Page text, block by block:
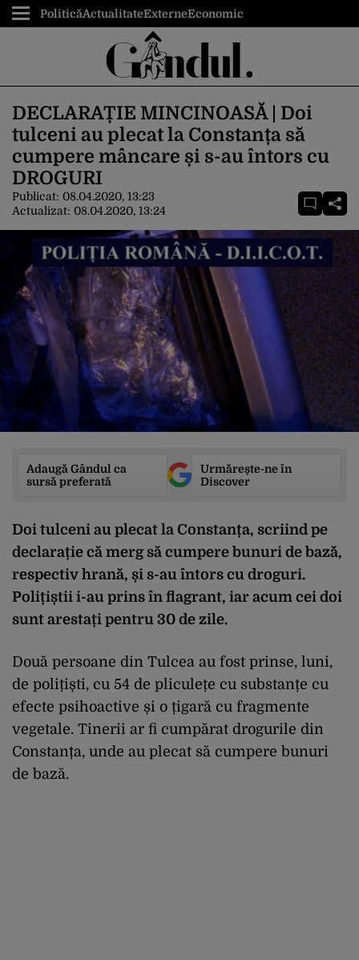
PoliticăActualitateExterneEconomic
DECLARAȚIE MINCINOASĂ | Doi
tulceni au plecat la Constanța să
cumpere mâncare și s-au întors cu
DROGURI
Publicat: 08.04.2020, 13:23
Actualizat: 08.04.2020, 13:24
Adaugă Gândul ca
sursă preferată
Urmărește-ne în
Discover
Doi tulceni au plecat la Constanța, scriind pe
declarație că merg să cumpere bunuri de bază,
respectiv hrană, și s-au întors cu droguri.
Polițiștii i-au prins în flagrant, iar acum cei doi
sunt arestați pentru 30 de zile.
Două persoane din Tulcea au fost prinse, luni,
de polițiști, cu 54 de pliculețe cu substanțe cu
efecte psihoactive și o țigară cu fragmente
vegetale. Tinerii ar fi cumpărat drogurile din
Constanța, unde au plecat să cumpere bunuri
de bază.